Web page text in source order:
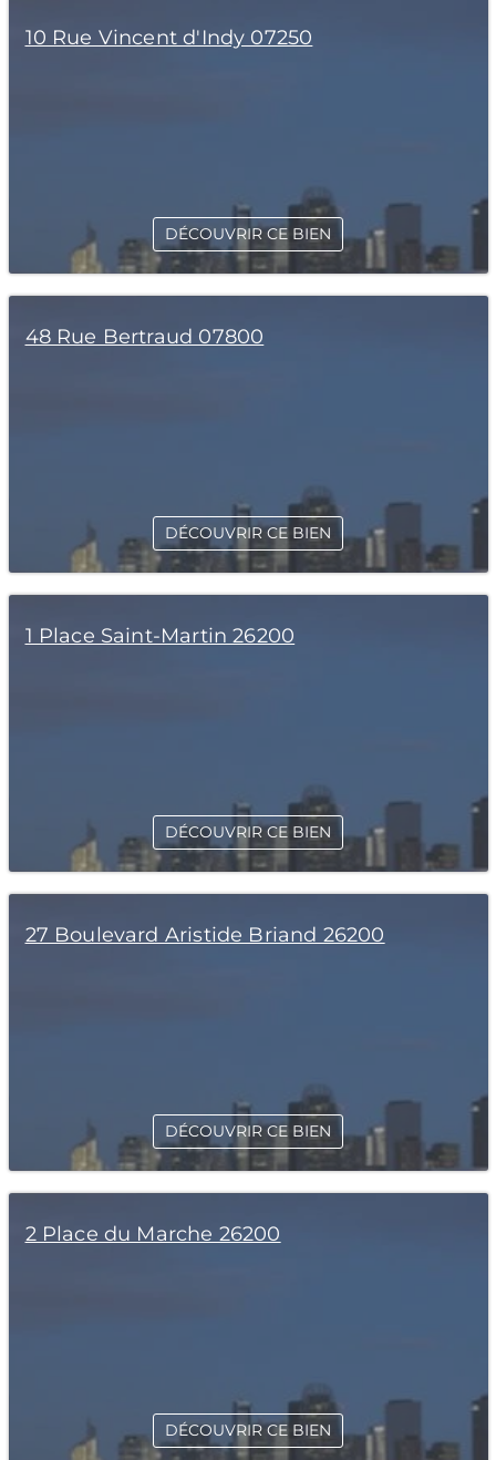
10 Rue Vincent d'Indy 07250
DÉCOUVRIR CE BIEN
48 Rue Bertraud 07800
DÉCOUVRIR CE BIEN
1 Place Saint-Martin 26200
DÉCOUVRIR CE BIEN
27 Boulevard Aristide Briand 26200
DÉCOUVRIR CE BIEN
2 Place du Marche 26200
DÉCOUVRIR CE BIEN